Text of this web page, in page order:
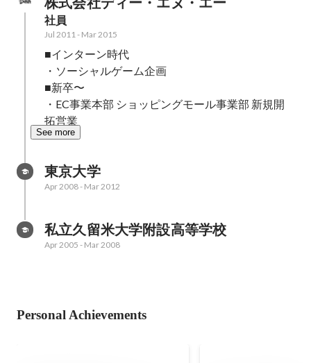
社員
Jul 2011 - Mar 2015
■インターン時代
・ソーシャルゲーム企画
■新卒〜
・EC事業本部 ショッピングモール事業部 新規開
拓営業
See more
東京大学
Apr 2008- Mar 2012
私立久留米大学附設高等学校
Apr 2005 - Mar 2008
Personal Achievements